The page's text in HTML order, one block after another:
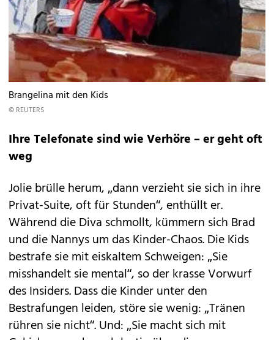
Brangelina mit den Kids
© REUTERS
Ihre Telefonate sind wie Verhöre – er geht oft
weg
Jolie brülle herum, „dann verzieht sie sich in ihre
Privat-Suite, oft für Stunden“, enthüllt er.
Während die Diva schmollt, kümmern sich Brad
und die Nannys um das Kinder-Chaos. Die Kids
bestrafe sie mit eiskaltem Schweigen: „Sie
misshandelt sie mental“, so der krasse Vorwurf
des Insiders. Dass die Kinder unter den
Bestrafungen leiden, störe sie wenig: „Tränen
rühren sie nicht“. Und: „Sie macht sich mit